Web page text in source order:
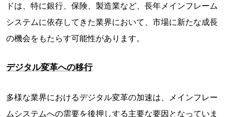
ドは、特に銀行、保険、製造業など、長年メインフレーム
システムに依存してきた業界において、市場に新たな成長
の機会をもたらす可能性があります。
デジタル変革への移行
多様な業界におけるデジタル変革の加速は、メインフレー
ムシステムへの需要を後押しする主要な要因となっていま